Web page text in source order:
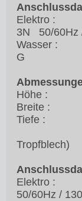
3N 50/60Hz
G
Tropfblech)
50/60Hz /